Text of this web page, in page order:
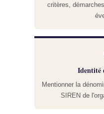
critères,
Identité
Mentionner la
SIREN de